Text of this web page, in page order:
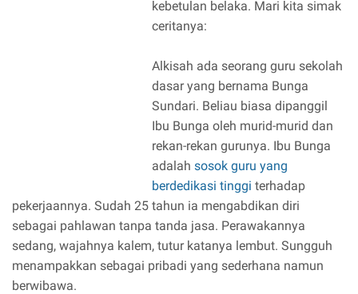
kebetulan belaka. Mari kita simak
ceritanya:
Alkisah ada seorang guru sekolah
dasar yang bernama Bunga
Sundari. Beliau biasa dipanggil
Ibu Bunga oleh murid-murid dan
rekan-rekan gurunya. Ibu Bunga
adalah sosok guru yang
berdedikasi tinggi terhadap
pekerjaannya. Sudah 25 tahun ia mengabdikan diri
sebagai pahlawan tanpa tanda jasa. Perawakannya
sedang, wajahnya kalem, tutur katanya lembut. Sungguh
menampakkan sebagai pribadi yang sederhana namun
berwibawa.